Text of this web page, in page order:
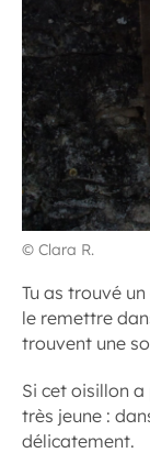
© Clara R.
Tu as trouvé
le remettre
trouvent une
Si cet oisillon a
très jeune :
délicatement.